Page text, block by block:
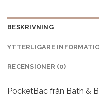
BESKRIVNING
YTTERLIGARE
RECENSIONER (0)
PocketBac från Bath &